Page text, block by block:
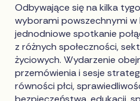
Odbywające się na kilka
wyborami powszechnymi w
jednodniowe spotkanie
z różnych społeczności,
życiowych. Wydarzenie
przemówienia i sesje
równości płci,